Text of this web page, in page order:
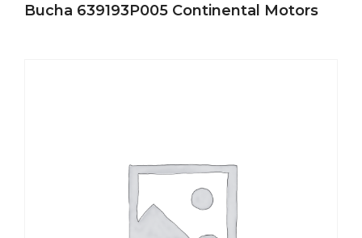
Bucha 639193P005 Continental Motors